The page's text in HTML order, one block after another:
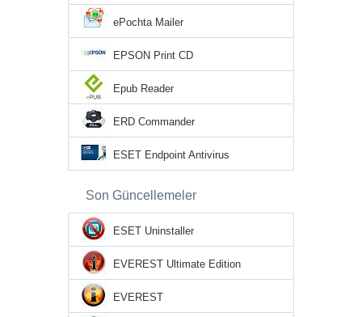
ePochta Mailer
EPSON Print CD
Epub Reader
ERD Commander
ESET Endpoint Antivirus
Son Güncellemeler
ESET Uninstaller
EVEREST Ultimate Edition
EVEREST